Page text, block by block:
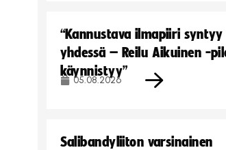
“Kannustava ilmapiiri syntyy
yhdessä – Reilu Aikuinen -
käynnistyy”
05.08.2026
Salibandyliiton varsinainen